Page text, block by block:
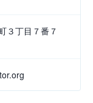
３丁目７番７